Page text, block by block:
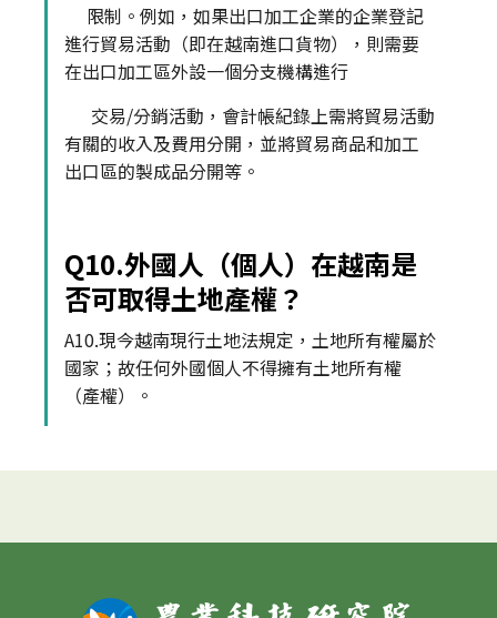
限制。例如，如果出口加工企業的企業登記
進行貿易活動（即在越南進口貨物），則需要
在出口加工區外設一個分支機構進行
交易/分銷活動，會計帳紀錄上需將貿易活動
有關的收入及費用分開，並將貿易商品和加工
出口區的製成品分開等。
Q10.外國人（個人）在越南是
否可取得土地產權？
A10.現今越南現行土地法規定，土地所有權屬於
國家；故任何外國個人不得擁有土地所有權
（產權）。